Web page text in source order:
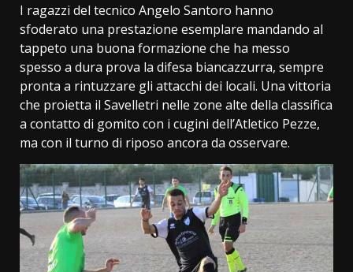
I ragazzi del tecnico Angelo Santoro hanno
sfoderato una prestazione esemplare mandando al
tappeto una buona formazione che ha messo
spesso a dura prova la difesa biancazzurra, sempre
pronta a rintuzzare gli attacchi dei locali. Una vittoria
che proietta il Savelletri nelle zone alte della classifica
a contatto di gomito con i cugini dell’Atletico Pezze,
ma con il turno di riposo ancora da osservare.